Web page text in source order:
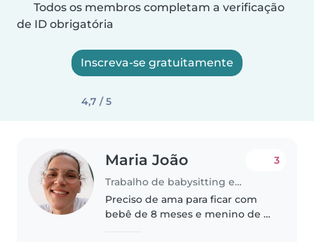
Todos os membros completam a verificação
de ID obrigatória
Inscreva-se gratuitamente
4,7 / 5
Maria João
Trabalho de babysitting em Beja
3
Preciso de ama para ficar com
bebê de 8 meses e menino de 6